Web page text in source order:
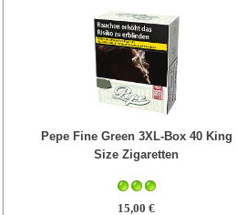
Pepe Fine Green 3XL-Box 40 King
Size Zigaretten
15,00 €